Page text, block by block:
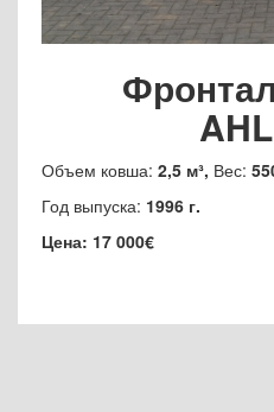
Объем ковша: 2,5 м³, Вес:
Год выпуска: 1996 г.
Цена: 17 000€